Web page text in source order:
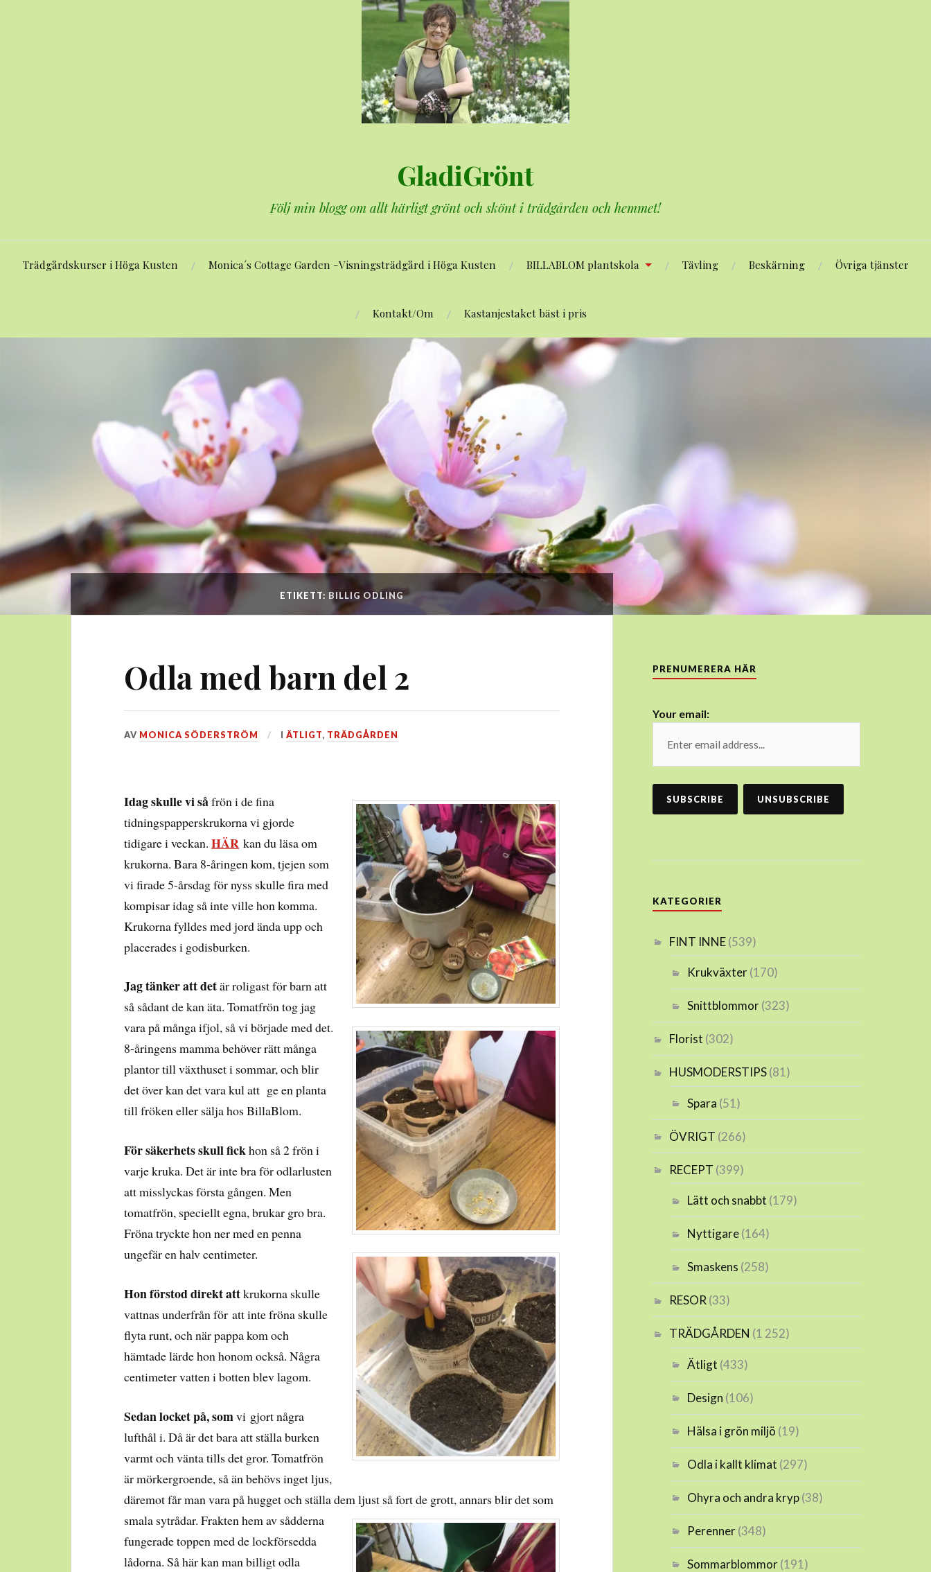
GladiGrönt
Följ min blogg om allt härligt grönt och skönt i trädgården och hemmet!
Trädgårdskurser i Höga Kusten Monica´s Cottage Garden -Visningsträdgård i Höga Kusten BILLABLOM plantskola Tävling Beskärning Övriga tjänster
Kontakt/Om Kastanjestaket bäst i pris
ETIKETT: BILLIG ODLING
Odla med barn del 2
DEN
AV MONICA SÖDERSTRÖM I ÄTLIGT, TRÄDGÅRDEN
Idag skulle vi såfrön i de fina
tidningspapperskrukorna vi gjorde
tidigare i veckan.HÄR kan du läsa om
krukorna. Bara 8-åringen kom, tjejen som
vi firade 5-årsdag för nyss skulle fira med
kompisar idag så inte ville hon komma.
Krukorna fylldes med jord ända upp och
placerades i godisburken.
Jag tänker att detär roligast för barn att
så sådant de kan äta. Tomatfrön tog jag
vara på många ifjol, så vi började med det.
8-åringens mamma behöver rätt många
plantor till växthuset i sommar, och blir
det över kan det vara kul att ge en planta
till fröken eller sälja hos BillaBlom.
För säkerhets skull fickhon så 2 frön i
varje kruka. Det är inte bra för odlarlusten
att misslyckas första gången. Men
tomatfrön, speciellt egna, brukar gro bra.
Fröna tryckte hon ner med en penna
ungefär en halv centimeter.
Hon förstod direkt attkrukorna skulle
vattnas underfrån för att inte fröna skulle
flyta runt, och när pappa kom och
hämtade lärde hon honom också. Några
centimeter vatten i botten blev lagom.
Sedan locket på, somvi gjort några
lufthål i. Då är det bara att ställa burken
varmt och vänta tills det gror. Tomatfrön
är mörkergroende, så än behövs inget ljus,
däremot får man vara på hugget och ställa dem ljust så fort de grott, annars blir det som
smala sytrådar.Frakten hem av sådderna
fungerade toppen med de lockförsedda
lådorna. Så här kan man billigt odla
PRENUMERERA HÄR
Your email:
KATEGORIER
FINT INNE(539)
Krukväxter(170)
Snittblommor(323)
Florist (302)
HUSMODERSTIPS(81)
Spara (51)
ÖVRIGT (266)
RECEPT (399)
Lätt och snabbt (179)
Nyttigare(164)
Smaskens (258)
RESOR (33)
TRÄDGÅRDEN (1 252)
Ätligt (433)
Design (106)
Hälsa i grön miljö (19)
Odla i kallt klimat (297)
Ohyra och andra kryp(38)
Perenner(348)
Sommarblommor(191)